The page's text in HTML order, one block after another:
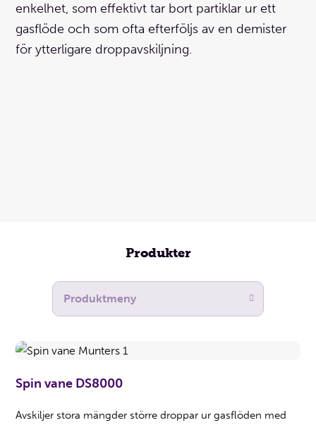
enkelhet, som effektivt tar bort partiklar ur ett
gasflöde och som ofta efterföljs av en demister
för ytterligare droppavskiljning.
Produkter
Spin vane DS8000
Avskiljer stora mängder större droppar ur gasflöden med